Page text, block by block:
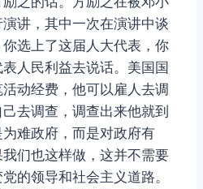
讲，其中一次在演讲中谈
选上了这届人大代表，你
人民利益去说话。美国国
动经费，他可以雇人去调
去调查，调查出来他就到
难政府，而是对政府有
们也这样做，这并不需要
的领导和社会主义道路。